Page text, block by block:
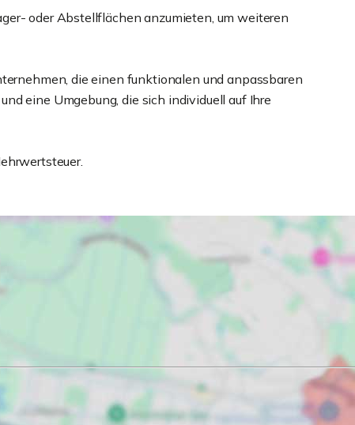
oder Abstellflächen anzumieten, um weiteren
die einen funktionalen und anpassbaren
eine Umgebung, die sich individuell auf Ihre